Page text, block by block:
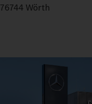
76744 Wörth